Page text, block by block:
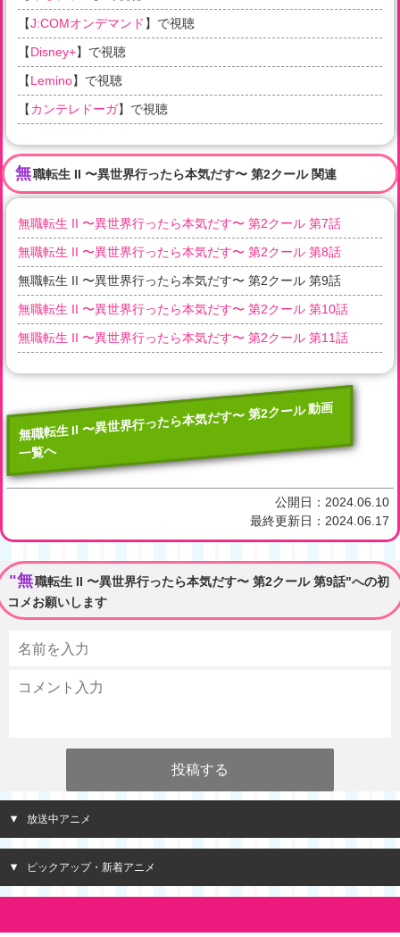
【J:COMオンデマンド 】で視聴
【Disney+】で視聴
【Lemino】で視聴
【カンテレドーガ】で視聴
無職転生 II 〜異世界行ったら本気だす〜 第2クール 関連
無職転生 II 〜異世界行ったら本気だす〜 第2クール 第7話
無職転生 II 〜異世界行ったら本気だす〜 第2クール 第8話
無職転生 II 〜異世界行ったら本気だす〜 第2クール 第9話
無職転生 II 〜異世界行ったら本気だす〜 第2クール 第10話
無職転生 II 〜異世界行ったら本気だす〜 第2クール 第11話
無職転生 II 〜異世界行ったら本気だす〜 第2クール 動画
一覧へ
公開日： 2024.06.10
最終更新日： 2024.06.17
"無職転生 II 〜異世界行ったら本気だす〜 第2クール 第9話"への初
コメお願いします
放送中アニメ
ピックアップ・新着アニメ